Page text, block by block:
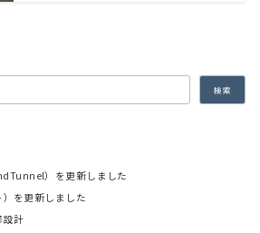
検索
）を更新しました
を更新しました
設計